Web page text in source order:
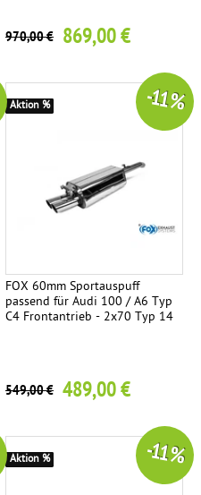
970,00 € 869,00 €
FOX 60mm Sportauspuff
passend für Audi 100 / A6 Typ
C4 Frontantrieb - 2x70 Typ 14
549,00 € 489,00 €
-11 %
Aktion %
-11 %
Aktion %